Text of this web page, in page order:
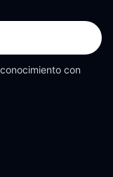
con